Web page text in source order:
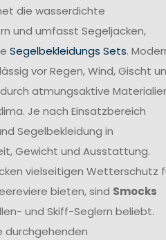
die wasserdichte
und umfasst Segeljacken,
Segelbekleidungs Sets.
vor Regen, Wind, Gischt
atmungsaktive
Je nach Einsatzbereich
Segelbekleidung in
Gewicht und Ausstattung.
vielseitigen Wetterschutz
bieten, sind Smocks
und Skiff-Seglern beliebt.
durchgehenden